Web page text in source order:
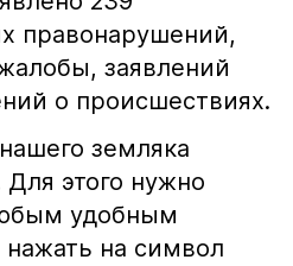
правонарушений,
заявлений
о происшествиях.
земляка
Для этого нужно
удобным
на символ